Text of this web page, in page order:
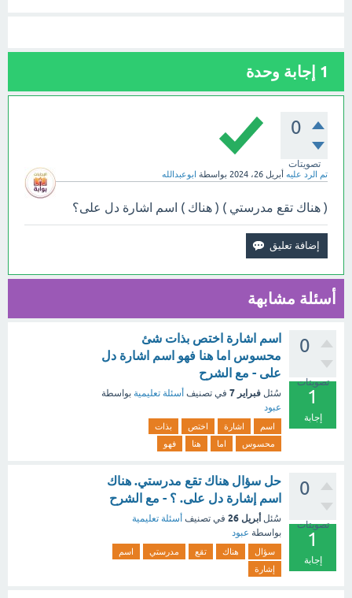
1 إجابة وحدة
0
تصويتات
تم الرد عليه أبريل 26، 2024 بواسطة ابوعبدالله
( هناك تقع مدرستي ) ( هناك ) اسم اشارة دل على؟
أسئلة مشابهة
0
تصويتات
1
إجابة
اسم اشارة اختص بذات شئ
محسوس اما هنا فهو اسم اشارة دل
على - مع الشرح
سُئل فبراير 7 في تصنيف أسئلة تعليمية بواسطة
عبود
اسم اشارة اختص
بذات
محسوس
اما هنا فهو
0
تصويتات
1
إجابة
حل سؤال هناك تقع مدرستي. هناك
اسم إشارة دل على. ؟ - مع الشرح
سُئل أبريل 26 في تصنيف أسئلة تعليمية
بواسطة عبود
سؤال هناك تقع مدرستي
اسم
إشارة